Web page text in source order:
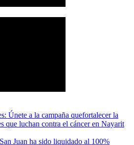
Únete a la campaña quefortalecer la
que luchan contra el cáncer en Nayarit
Juan ha sido liquidado al 100%